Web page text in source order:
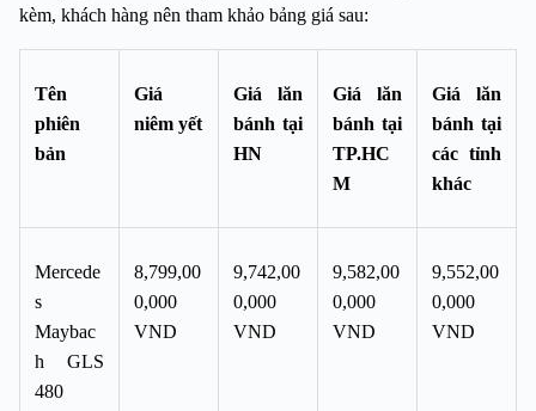
kèm, khách hàng nên tham khảo bảng giá sau:
Tên
phiên
bản
Giá
niêm yết
Giá lăn
bánh tại
HN
Giá lăn
bánh tại
TP.HC
M
Giá lăn
bánh tại
các tỉnh
khác
Mercede
s
Maybac
h GLS
480
8,799,00
0,000
VND
9,742,00
0,000
VND
9,582,00
0,000
VND
9,552,00
0,000
VND